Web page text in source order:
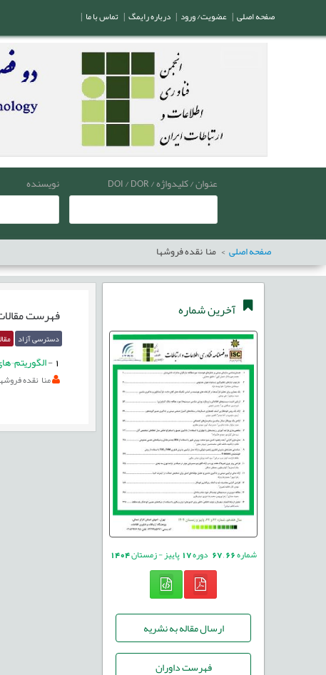
عنوان / کلیدواژه / DOI / DOR نویسنده
صفحه اصلی منا نقده فروشها
آخرین شماره
شماره66
,
67 دوره17پاییز - زمستان1404
ارسال مقاله به نشریه
فهرست داوران
فهرست
دسترسی آزاد
1
-
منا نقده
صفحه اصلی | عضویت/ ورود | درباره رایمگ | تماس با ما |